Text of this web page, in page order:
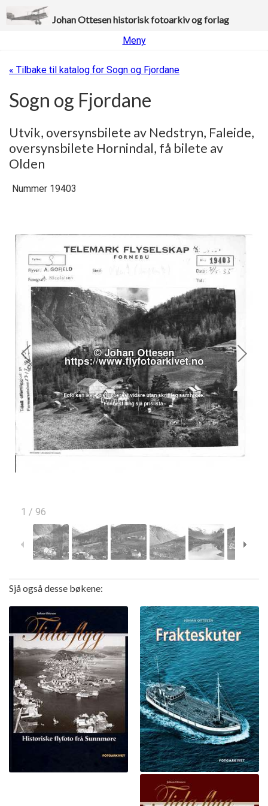
Johan Ottesen historisk fotoarkiv og forlag
Meny
« Tilbake til katalog for Sogn og Fjordane
Sogn og Fjordane
Utvik, oversynsbilete av Nedstryn, Faleide,
oversynsbilete Hornindal, få bilete av
Olden
1 / 96
Nummer 19403
Sjå også desse bøkene: